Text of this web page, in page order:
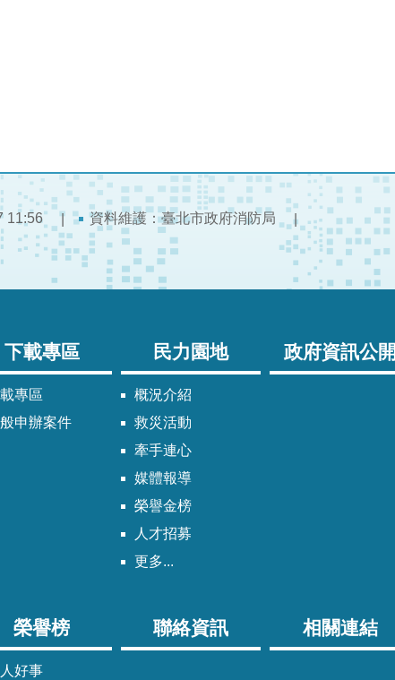
11:56 資料維護：臺北市政府消防局
下載專區
專區
申辦案件
民力園地
概況介紹
救災活動
牽手連心
媒體報導
榮譽金榜
人才招募
更多...
政府資訊公開
榮譽榜
好事
聯絡資訊 相關連結